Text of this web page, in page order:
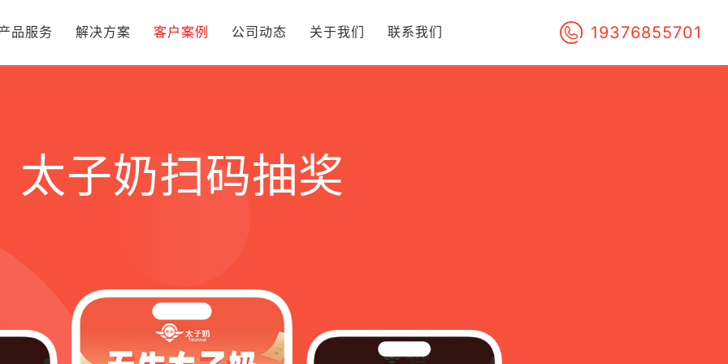
品服务 解决方案 客户案例 公司动态 关于我们 联系我们 19376855701
太子奶扫码抽奖